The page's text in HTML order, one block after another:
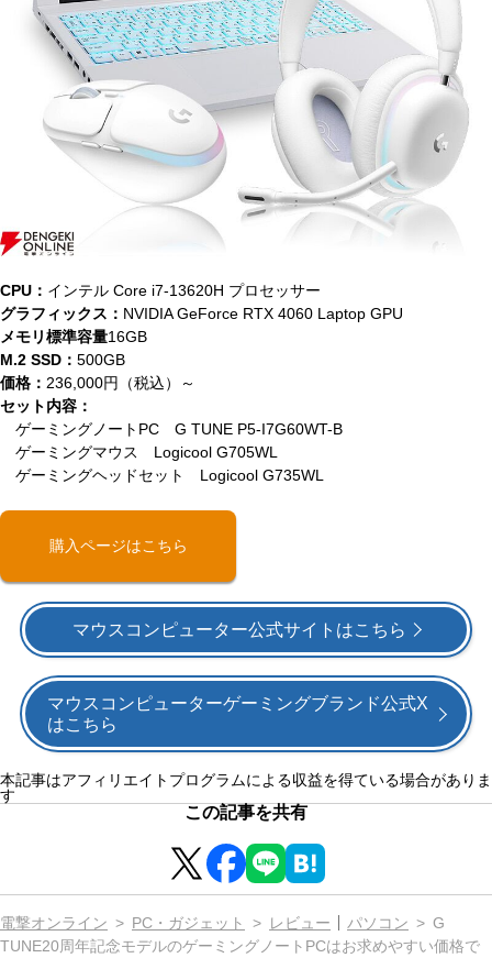
CPU： インテル Core i7-13620H プロセッサー
グラフィックス： NVIDIA GeForce RTX 4060 Laptop GPU
メモリ標準容量16GB
M.2 SSD： 500GB
価格： 236,000円（税込）～
セット内容：
ゲーミングノートPC G TUNE P5-I7G60WT-B
ゲーミングマウス Logicool G705WL
ゲーミングヘッドセット Logicool G735WL
購入ページはこちら
マウスコンピューター公式サイトはこちら
マウスコンピューターゲーミングブランド公式X
はこちら
本記事はアフィリエイトプログラムによる収益を得ている場合がありま
す
この記事を共有
電撃オンライン PC・ガジェット レビュー パソコン
G
TUNE20周年記念モデルのゲーミングノートPCはお求めやすい価格で